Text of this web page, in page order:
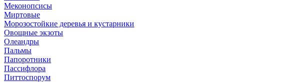
Меконопсисы
Миртовые
Морозостойкие деревья и кустарники
Овощные экзоты
Олеандры
Пальмы
Папоротники
Пассифлора
Питтоспорум